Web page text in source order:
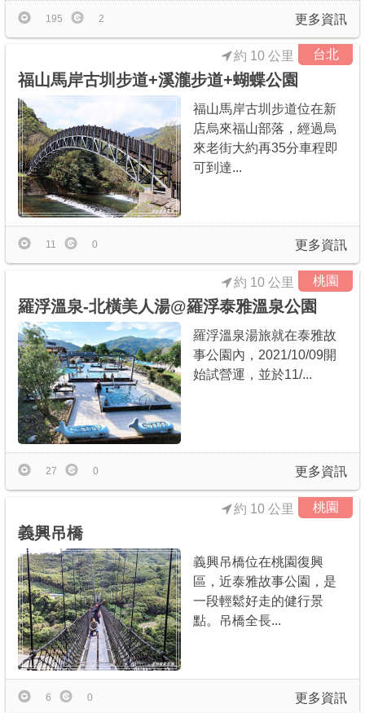
更多資訊
195 2
台北
福山馬岸古圳步道+溪瀧步道+蝴蝶公園
約 10 公里
福山馬岸古圳步道位在新
店烏來福山部落，經過烏
來老街大約再35分車程即
可到達...
更多資訊
11 0
桃園
羅浮溫泉-北橫美人湯@羅浮泰雅溫泉公園
約 10 公里
羅浮溫泉湯旅就在泰雅故
事公園內，2021/10/09開
始試營運，並於11/...
更多資訊
27 0
桃園
義興吊橋
約 10 公里
義興吊橋位在桃園復興
區，近泰雅故事公園，是
一段輕鬆好走的健行景
點。吊橋全長...
更多資訊
6 0